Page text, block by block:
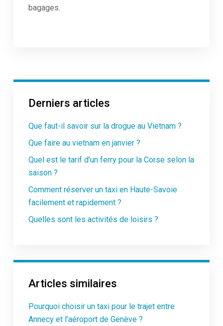
bagages.
Derniers articles
Que faut-il savoir sur la drogue au Vietnam ?
Que faire au vietnam en janvier ?
Quel est le tarif d’un ferry pour la Corse selon la
saison ?
Comment réserver un taxi en Haute-Savoie
facilement et rapidement ?
Quelles sont les activités de loisirs ?
Articles similaires
Pourquoi choisir un taxi pour le trajet entre
Annecy et l’aéroport de Genève ?